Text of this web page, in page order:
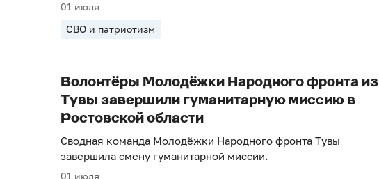
01 июля
СВО и патриотизм
Волонтёры Молодёжки Народного фронта из
Тувы завершили гуманитарную миссию в
Ростовской области
Сводная команда Молодёжки Народного фронта Тувы
завершила смену гуманитарной миссии.
01 июля